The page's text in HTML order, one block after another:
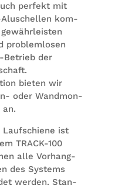
per­fekt mit
Alu­schel­len kom­
pro­blem­lo­sen
Betrieb der
bie­ten wir
oder Wand­mon­
ist
TRACK-100
alle Vor­hang­
des Sys­tems
wer­den. Stan­